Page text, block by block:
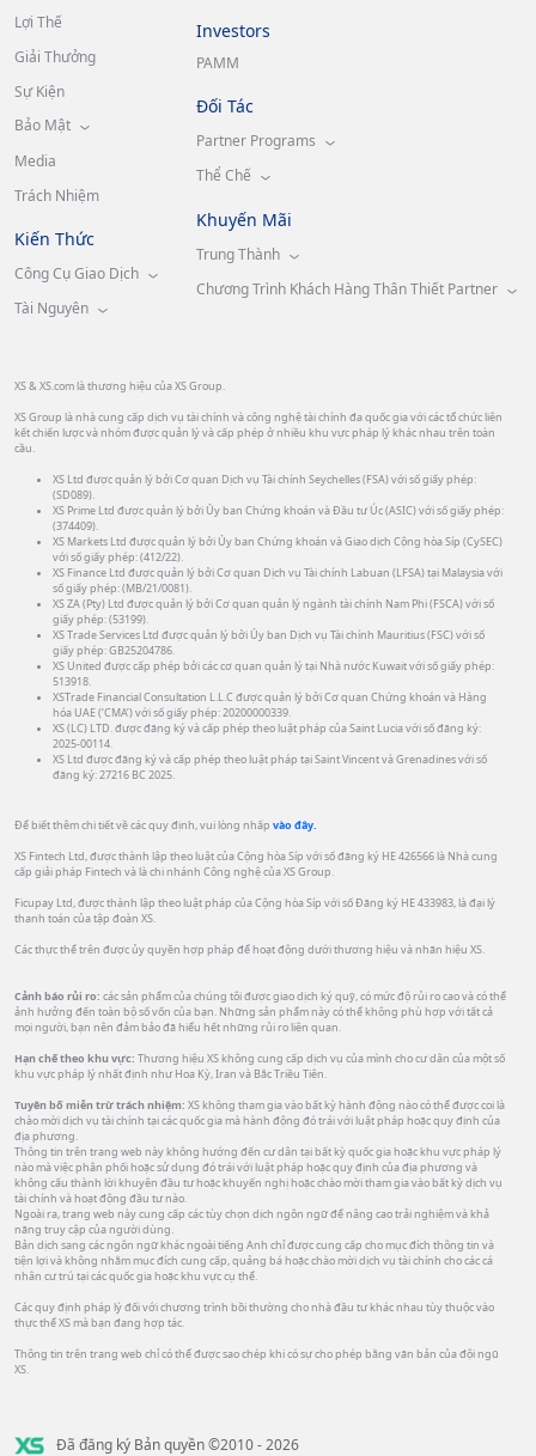
Lợi Thế
Giải Thưởng
Sự Kiện
Bảo Mật
Media
Trách Nhiệm
Kiến Thức
Công Cụ Giao Dịch
Tài Nguyên
Investors
PAMM
Đối Tác
Partner Programs
Thể Chế
Khuyến Mãi
Trung Thành
Chương Trình Khách Hàng Thân Thiết Partner
XS & XS.com là thương hiệu của XS Group.
XS Group là nhà cung cấp dịch vụ tài chính và công nghệ tài chính đa quốc gia với các tổ chức liên
kết chiến lược và nhóm được quản lý và cấp phép ở nhiều khu vực pháp lý khác nhau trên toàn
cầu.
XS Ltd được quản lý bởi Cơ quan Dịch vụ Tài chính Seychelles (FSA) với số giấy phép:
(SD089).
XS Prime Ltd được quản lý bởi Ủy ban Chứng khoán và Đầu tư Úc (ASIC) với số giấy phép:
(374409).
XS Markets Ltd được quản lý bởi Ủy ban Chứng khoán và Giao dịch Cộng hòa Síp (CySEC)
với số giấy phép: (412/22).
XS Finance Ltd được quản lý bởi Cơ quan Dịch vụ Tài chính Labuan (LFSA) tại Malaysia với
số giấy phép: (MB/21/0081).
XS ZA (Pty) Ltd được quản lý bởi Cơ quan quản lý ngành tài chính Nam Phi (FSCA) với số
giấy phép: (53199).
XS Trade Services Ltd được quản lý bởi Ủy ban Dịch vụ Tài chính Mauritius (FSC) với số
giấy phép: GB25204786.
XS United được cấp phép bởi các cơ quan quản lý tại Nhà nước Kuwait với số giấy phép:
513918.
XSTrade Financial Consultation L.L.C được quản lý bởi Cơ quan Chứng khoán và Hàng
hóa UAE (‘CMA’) với số giấy phép: 20200000339.
XS (LC) LTD. được đăng ký và cấp phép theo luật pháp của Saint Lucia với số đăng ký:
2025-00114.
XS Ltd được đăng ký và cấp phép theo luật pháp tại Saint Vincent và Grenadines với số
đăng ký: 27216 BC 2025.
Để biết thêm chi tiết về các quy định, vui lòng nhấp vào đây.
XS Fintech Ltd, được thành lập theo luật của Cộng hòa Síp với số đăng ký HE 426566 là Nhà cung
cấp giải pháp Fintech và là chi nhánh Công nghệ của XS Group.
Ficupay Ltd, được thành lập theo luật pháp của Cộng hòa Síp với số Đăng ký HE 433983, là đại lý
thanh toán của tập đoàn XS.
Các thực thể trên được ủy quyền hợp pháp để hoạt động dưới thương hiệu và nhãn hiệu XS.
Cảnh báo rủi ro: các sản phẩm của chúng tôi được giao dịch ký quỹ, có mức độ rủi ro cao và có thể
ảnh hưởng đến toàn bộ số vốn của bạn. Những sản phẩm này có thể không phù hợp với tất cả
mọi người, bạn nên đảm bảo đã hiểu hết những rủi ro liên quan.
Hạn chế theo khu vực: Thương hiệu XS không cung cấp dịch vụ của mình cho cư dân của một số
khu vực pháp lý nhất định như Hoa Kỳ, Iran và Bắc Triều Tiên.
Tuyên bố miễn trừ trách nhiệm: XS không tham gia vào bất kỳ hành động nào có thể được coi là
chào mời dịch vụ tài chính tại các quốc gia mà hành động đó trái với luật pháp hoặc quy định của
địa phương.
Thông tin trên trang web này không hướng đến cư dân tại bất kỳ quốc gia hoặc khu vực pháp lý
nào mà việc phân phối hoặc sử dụng đó trái với luật pháp hoặc quy định của địa phương và
không cấu thành lời khuyên đầu tư hoặc khuyến nghị hoặc chào mời tham gia vào bất kỳ dịch vụ
tài chính và hoạt động đầu tư nào.
Ngoài ra, trang web này cung cấp các tùy chọn dịch ngôn ngữ để nâng cao trải nghiệm và khả
năng truy cập của người dùng.
Bản dịch sang các ngôn ngữ khác ngoài tiếng Anh chỉ được cung cấp cho mục đích thông tin và
tiện lợi và không nhằm mục đích cung cấp, quảng bá hoặc chào mời dịch vụ tài chính cho các cá
nhân cư trú tại các quốc gia hoặc khu vực cụ thể.
Các quy định pháp lý đối với chương trình bồi thường cho nhà đầu tư khác nhau tùy thuộc vào
thực thể XS mà bạn đang hợp tác.
Thông tin trên trang web chỉ có thể được sao chép khi có sự cho phép bằng văn bản của đội ngũ
XS.
Đã đăng ký Bản quyền ©2010 - 2026